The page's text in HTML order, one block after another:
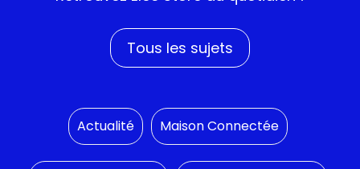
Actualité Maison Connectée
Tous les sujets